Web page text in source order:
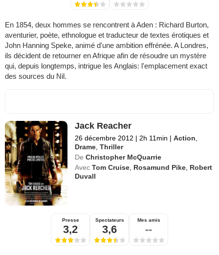
En 1854, deux hommes se rencontrent à Aden : Richard Burton,
aventurier, poète, ethnologue et traducteur de textes érotiques et
John Hanning Speke, animé d'une ambition effrénée. A Londres,
ils décident de retourner en Afrique afin de résoudre un mystère
qui, depuis longtemps, intrigue les Anglais: l'emplacement exact
des sources du Nil.
Jack Reacher
26 décembre 2012 | 2h 11min | Action
Drame ,Thriller
De Christopher McQuarrie
Avec Tom Cruise Rosamund Pike Robert
Duvall
Presse
3,2
Spectateurs
3,6
Mes amis
--